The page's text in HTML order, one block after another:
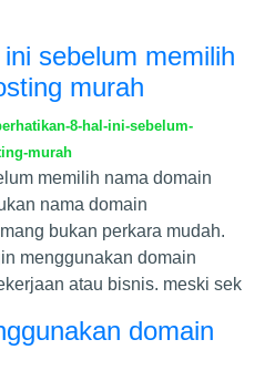
sebelum memilih
murah
8-hal-ini-sebelum-
murah
memilih nama domain
nama domain
bukan perkara mudah.
menggunakan domain
atau bisnis. meski sek
domain